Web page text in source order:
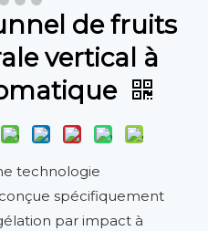
de fruits
vertical à
technologie
spécifiquement
par impact à